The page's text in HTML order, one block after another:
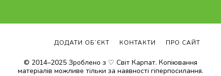
© 2014–2025 Зроблено з ♡ Світ Карпат. Копіювання
матеріалів можливе тільки за наявності гіперпосилання.
ДОДАТИ ОБ’ЄКТ КОНТАКТИ ПРО САЙТ